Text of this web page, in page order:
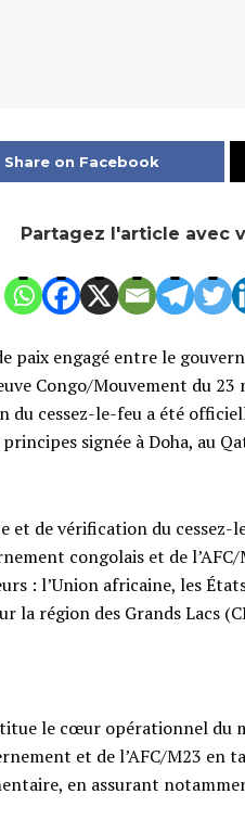
Share on Facebook
Partagez l'article avec
paix engagé entre le
Congo/Mouvement du
du cessez-le-feu a été
signée à Doha, au
et de vérification du
congolais et de
: l’Union africaine, les
la région des Grands Lacs
le cœur opérationnel du
et de l’AFC/M23 en
en assurant